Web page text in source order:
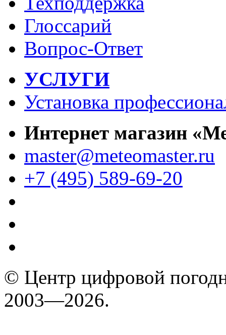
Глоссарий
Вопрос-Ответ
УСЛУГИ
Установка
Интернет магазин
master@meteomaster.ru
+7 (495) 589-69-20
© Центр цифровой
2003—2026.